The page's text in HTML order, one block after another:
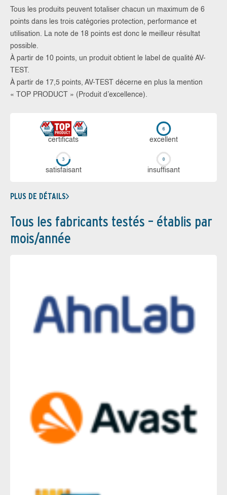
Tous les produits peuvent totaliser chacun un maximum de 6
points dans les trois catégories protection, performance et
utilisation. La note de 18 points est donc le meilleur résultat
possible.
À partir de 10 points, un produit obtient le label de qualité AV-
TEST.
À partir de 17,5 points, AV-TEST décerne en plus la mention
« TOP PRODUCT » (Produit d’excellence).
certi­ficats ex­cellent
sa­tis­fai­sant in­suf­fi­sant
PLUS DE DÉTAILS
Tous les fabricants testés – établis par
mois/année